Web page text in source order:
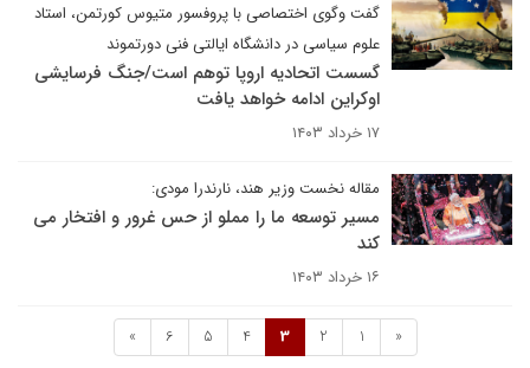
گفت وگوی اختصاصی با پروفسور متیوس کورتمن، استاد
علوم سیاسی در دانشگاه ایالتی فنی دورتموند
گسست اتحادیه اروپا توهم است/جنگ فرسایشی
اوکراین ادامه خواهد یافت
۱۷ خرداد ۱۴۰۳
مقاله نخست وزیر هند، نارندرا مودی:
مسیر توسعه ما را مملو از حس غرور و افتخار می
کند
۱۶ خرداد ۱۴۰۳
«
1
2
3
4
5
6
»